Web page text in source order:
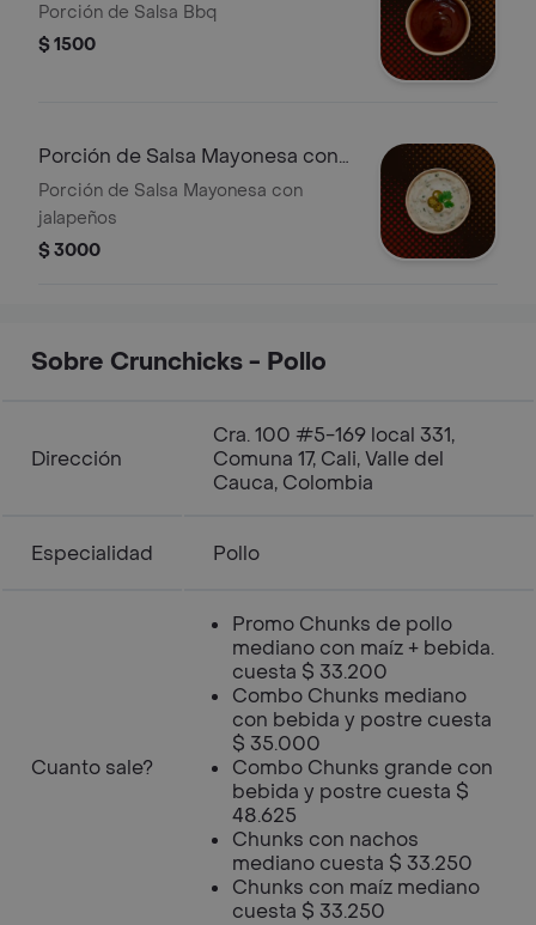
Porción de Salsa Bbq
$ 1500
Porción de Salsa Mayonesa con
jalapeños
Porción de Salsa Mayonesa con
jalapeños
$ 3000
Sobre Crunchicks - Pollo
Dirección
Cra. 100 #5-169 local 331,
Comuna 17, Cali, Valle del
Cauca, Colombia
Especialidad Pollo
Cuanto sale?
Promo Chunks de pollo
mediano con maíz + bebida.
cuesta $ 33.200
Combo Chunks mediano
con bebida y postre cuesta
$ 35.000
Combo Chunks grande con
bebida y postre cuesta $
48.625
Chunks con nachos
mediano cuesta $ 33.250
Chunks con maíz mediano
cuesta $ 33.250